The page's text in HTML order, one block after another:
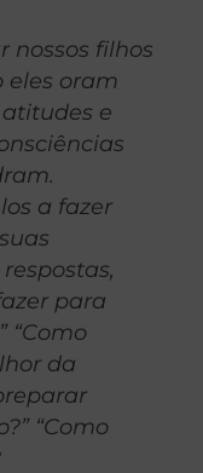
nossos filhos
eles oram
e
a fazer
para
“Como
da
“Como